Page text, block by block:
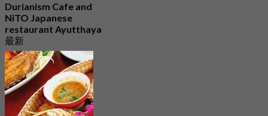
Durianism Cafe and
NiTO Japanese
restaurant Ayutthaya
最新
4.7
起฿ 380